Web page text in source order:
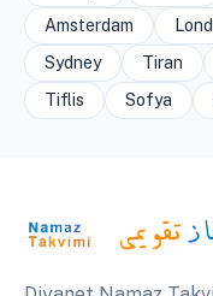
Amsterdam
Sydney
Tiran
Tiflis
Sofya